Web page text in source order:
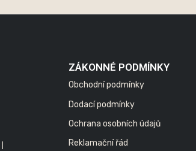
ZÁKONNÉ PODMÍNKY
Obchodní podmínky
Dodací podmínky
Ochrana osobních údajů
Reklamační řád